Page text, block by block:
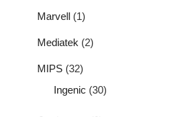
Marvell (1)
Mediatek (2)
MIPS (32)
Ingenic (30)